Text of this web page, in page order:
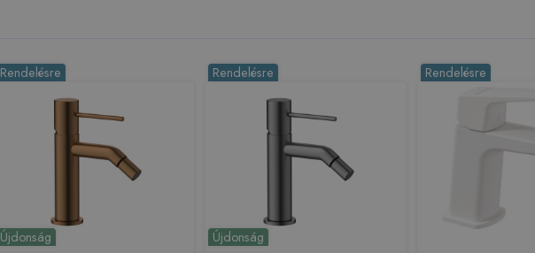
Újdonság
Rendelésre
Újdonság
Rendelésre Rendelésre